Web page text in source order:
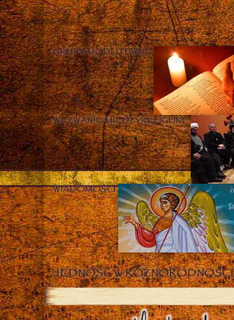
GRUPY MODLITEWNE
WEZWANIE MIĘDZYRELIGIJNE
WIADOMOŚCI
JEDNOŚĆ w RÓŻNORODNOŚCI